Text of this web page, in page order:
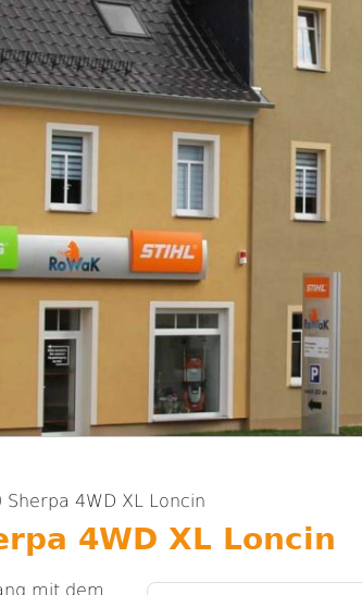
Sherpa 4WD XL Loncin
4WD XL Loncin
mit dem